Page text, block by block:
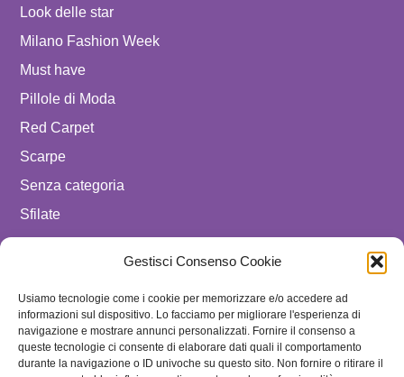
Gestisci Consenso Cookie
Usiamo tecnologie come i cookie per memorizzare e/o accedere ad
informazioni sul dispositivo. Lo facciamo per migliorare l'esperienza di
navigazione e mostrare annunci personalizzati. Fornire il consenso a
queste tecnologie ci consente di elaborare dati quali il comportamento
durante la navigazione o ID univoche su questo sito. Non fornire o ritirare il
Look delle star
Milano Fashion Week
Must have
Pillole di Moda
Red Carpet
Scarpe
Senza categoria
Sfilate
Uomo
SEGUICI SU